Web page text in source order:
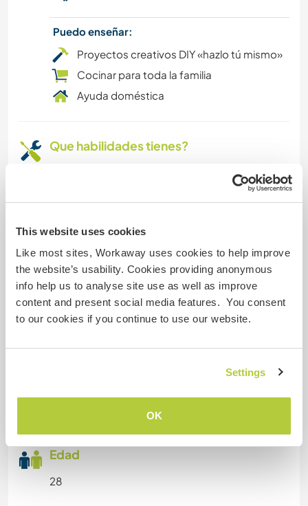
This website uses cookies
Like most sites, Workaway uses cookies to help improve
the website’s usability. Cookies providing anonymous
info help us to analyse site use as well as improve
content and present social media features. You consent
to our cookies if you continue to use our website.
Settings
OK
Puedo enseñar:
Proyectos creativos DIY «hazlo tú mismo»
Cocinar para toda la familia
Ayuda doméstica
Que habilidades tienes?
I have had experience in a wide variety of
different skillsets. I have experience in cabinetry,
Yurt construction, industrial sewing, cooking,
work, demolition and more. I know something
each of these trades which generally makes me
a fairly handy person. You might say I am an up
and coming tradesman earning his stripes.
I am also a member of The Zendo Project, which
individuals going through challenging
Edad
28